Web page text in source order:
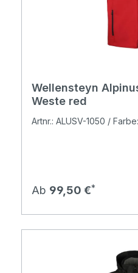
Wellensteyn
Weste red
Artnr.: ALUSV-1050 /
Regulärer Preis:
Ab 99,50 €